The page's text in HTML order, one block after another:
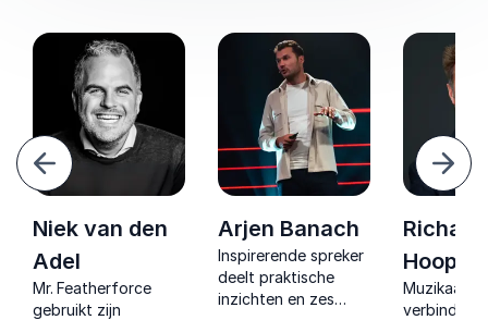
Niek van den
Adel
Mr. Featherforce
gebruikt zijn
Arjen Banach
Inspirerende spreker
deelt praktische
inzichten en zes
Hoop
Muzikaal
verbindt